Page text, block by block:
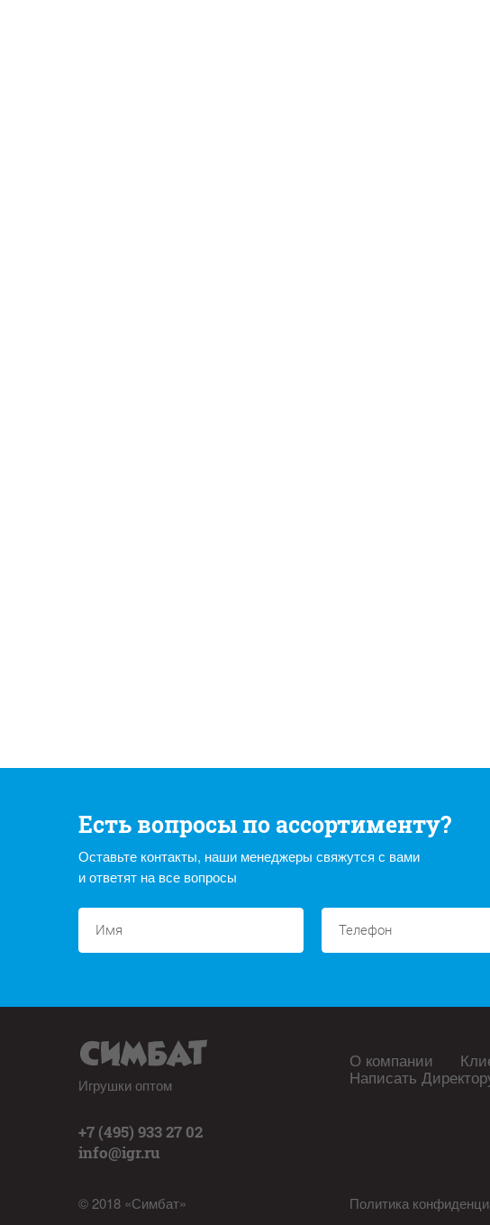
Есть вопросы по ассортименту?
Оставьте контакты, наши менеджеры свяжутся с вами
и ответят на все вопросы
Игрушки оптом
+7 (495) 933 27 02
info@igr.ru
© 2018 «Симбат»
О компании
Написать
Политика